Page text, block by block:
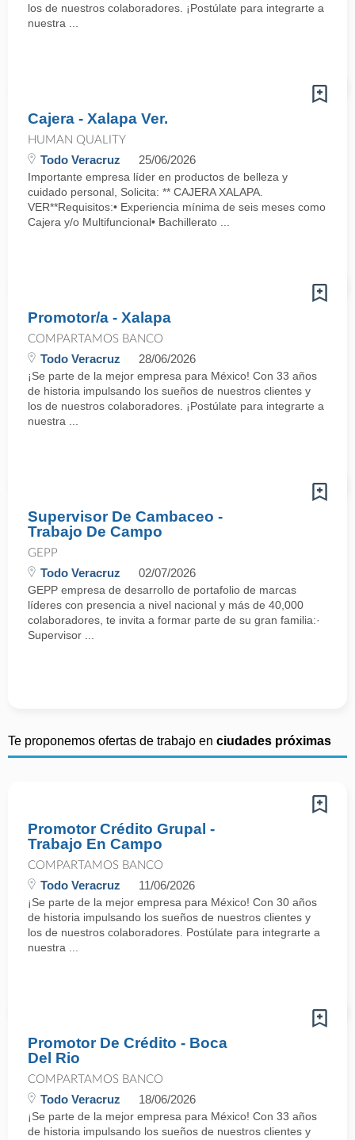
los de nuestros colaboradores. ¡Postúlate para integrarte a
nuestra ...
Cajera - Xalapa Ver.
HUMAN QUALITY
Todo Veracruz 25/06/2026
Importante empresa líder en productos de belleza y
cuidado personal, Solicita: ** CAJERA XALAPA.
VER**Requisitos:• Experiencia mínima de seis meses como
Cajera y/o Multifuncional• Bachillerato ...
Promotor/a - Xalapa
COMPARTAMOS BANCO
Todo Veracruz 28/06/2026
¡Se parte de la mejor empresa para México! Con 33 años
de historia impulsando los sueños de nuestros clientes y
los de nuestros colaboradores. ¡Postúlate para integrarte a
nuestra ...
Supervisor De Cambaceo -
Trabajo De Campo
GEPP
Todo Veracruz 02/07/2026
GEPP empresa de desarrollo de portafolio de marcas
líderes con presencia a nivel nacional y más de 40,000
colaboradores, te invita a formar parte de su gran familia:·
Supervisor ...
Te proponemos ofertas de trabajo en ciudades próximas
Promotor Crédito Grupal -
Trabajo En Campo
COMPARTAMOS BANCO
Todo Veracruz 11/06/2026
¡Se parte de la mejor empresa para México! Con 30 años
de historia impulsando los sueños de nuestros clientes y
los de nuestros colaboradores. Postúlate para integrarte a
nuestra ...
Promotor De Crédito - Boca
Del Rio
COMPARTAMOS BANCO
Todo Veracruz 18/06/2026
¡Se parte de la mejor empresa para México! Con 33 años
de historia impulsando los sueños de nuestros clientes y